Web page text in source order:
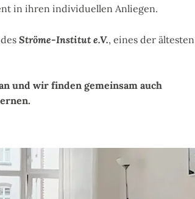
in ihren individuellen Anliegen.
Ströme-Institut e.V., eines der ältesten
und wir finden gemeinsam auch